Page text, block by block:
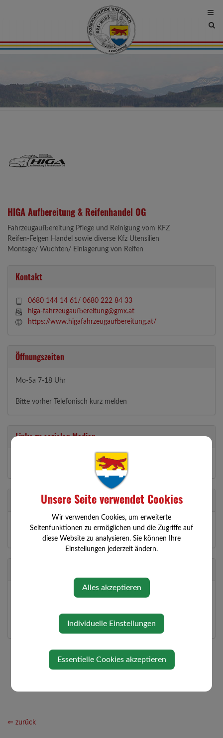
Site
HIGA Aufbereitung & Reifenhandel OG
Fahrzeugaufbereitung Pflege und Reinigung vom KFZ
Reifen-Felgen Handel sowie diverse Kfz Utensilien
Montage/ Wuchten/ Einlagerung von Reifen
Kontakt
0680 144 14 61/ 0680 222 84 33
higa-fahrzeugaufbereitung@gmx.at
https://www.higafahrzeugaufbereitung.at/
Öffnungszeiten
Mo-Sa 7-18 Uhr
Bitte vorher Telefonisch kurz melden
Links zu sozialen Medien
Geschäftsführer
Tobias Galdberger/ Andreas Hintsteiner
Wolfsbach
Auf Google Maps anzeigen
⇐ zurück
Unsere Seite verwendet Cookies
Wir verwenden Cookies, um erweiterte
Seitenfunktionen zu ermöglichen und die Zugriffe auf
diese Website zu analysieren. Sie können Ihre
Einstellungen jederzeit ändern.
Alles akzeptieren
Individuelle Einstellungen
Essentielle Cookies akzeptieren